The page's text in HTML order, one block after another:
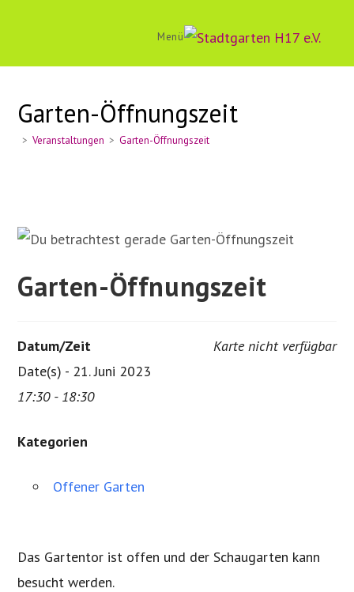
Menü
Garten-Öffnungszeit
> Veranstaltungen > Garten-Öffnungszeit
Garten-Öffnungszeit
Karte nicht verfügbar
Datum/Zeit
Date(s) - 21. Juni 2023
17:30 - 18:30
Kategorien
Offener Garten
Das Gartentor ist offen und der Schaugarten kann
besucht werden.